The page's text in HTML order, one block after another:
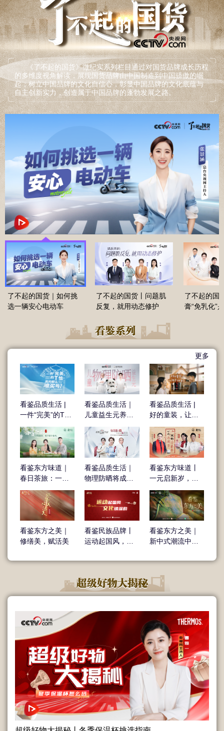
《了不起的国货》微纪实系列栏目通过对国货品牌成长历程
的多维度视角解读，展现国货品牌由中国制造到中国骄傲的崛
起，树立中国品牌的文化自信心，彰显中国品牌的文化底蕴与
自主创新实力，创造属于中国品牌的蓬勃发展之路。
了不起的国货｜如何挑
选一辆安心电动车
了不起的国货丨问题肌
反复，就用动态修护
了不起的国
膏“免乳化”
更多
看鉴品质生活 |
一件“完美”的T
恤，真的那么难
买吗？
看鉴品质生活｜
儿童益生元养肤
物理防晒
看鉴品质生活 |
好的童装，让孩
子做自己
看鉴东方味道｜
春日茶旅：一杯
春茶，装下整个
春天
看鉴品质生活｜
物理防晒将成为
防晒新趋势
看鉴东方味道丨
一元启新岁，京
韵鉴茶香
看鉴东方之美｜
修缮美，赋活美
看鉴民族品牌丨
运动起国风，文
看鉴东方之美｜
新中式潮流中品